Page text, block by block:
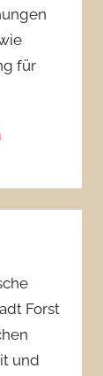
für
Forst
und